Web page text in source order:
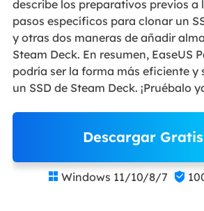
describe los preparativos previos a
pasos específicos para clonar un
y otras dos maneras de añadir
Steam Deck. En resumen, EaseUS
podría ser la forma más eficiente y
un SSD de Steam Deck. ¡Pruébalo
Descargar Gratis
 Windows 11/10/8/7 